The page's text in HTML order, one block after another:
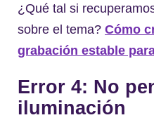
¿Qué tal si
sobre el tema? Cómo
grabación estable
Error 4: No
iluminación